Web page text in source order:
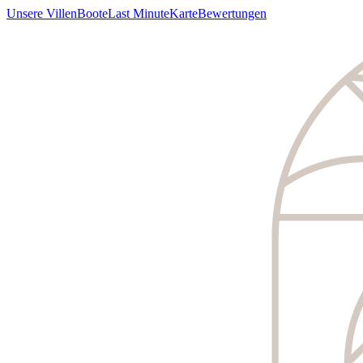
Unsere VillenBooteLast MinuteKarteBewertungen